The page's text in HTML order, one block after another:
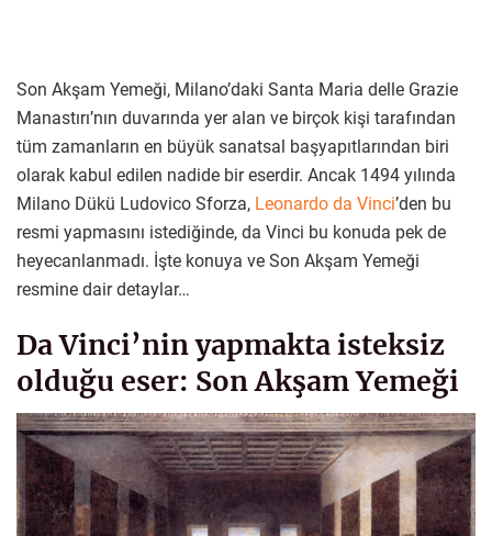
Son Akşam Yemeği, Milano’daki Santa Maria delle Grazie
Manastırı’nın duvarında yer alan ve birçok kişi tarafından
tüm zamanların en büyük sanatsal başyapıtlarından biri
olarak kabul edilen nadide bir eserdir. Ancak 1494 yılında
Milano Dükü Ludovico Sforza, Leonardo da Vinci’den bu
resmi yapmasını istediğinde, da Vinci bu konuda pek de
heyecanlanmadı. İşte konuya ve Son Akşam Yemeği
resmine dair detaylar…
Da Vinci’nin yapmakta isteksiz
olduğu eser: Son Akşam Yemeği